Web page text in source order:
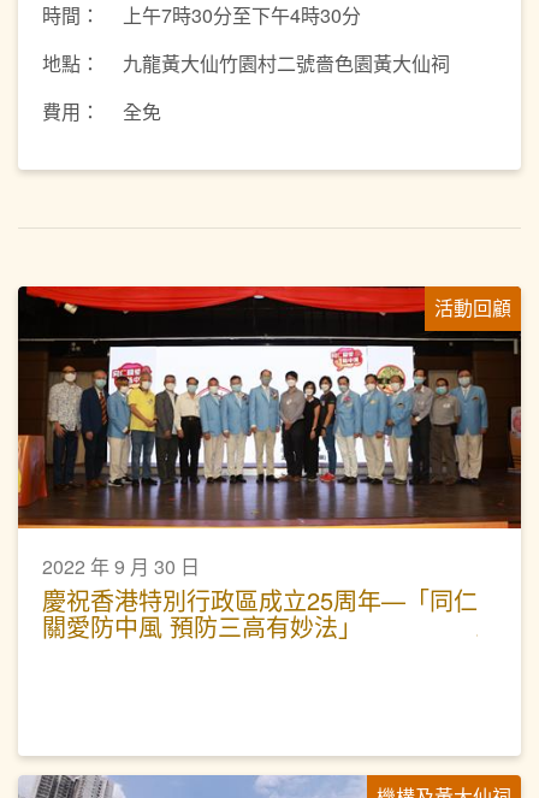
時間：
上午7時30分至下午4時30分
地點：
九龍黃大仙竹園村二號嗇色園黃大仙祠
費用：
全免
活動回顧
2022 年 9 月 30 日
慶祝香港特別行政區成立25周年—「同仁
關愛防中風 預防三高有妙法」